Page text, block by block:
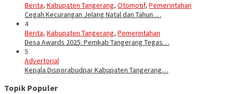
Berita, Kabupaten Tangerang, Otomotif, Pemerintahan
Cegah Kecurangan Jelang Natal dan Tahun …
4
Berita, Kabupaten Tangerang, Pemerintahan
Desa Awards 2025: Pemkab Tangerang Tegas…
5
Advertorial
Kepala Disporabudpar Kabupaten Tangerang…
Topik Populer